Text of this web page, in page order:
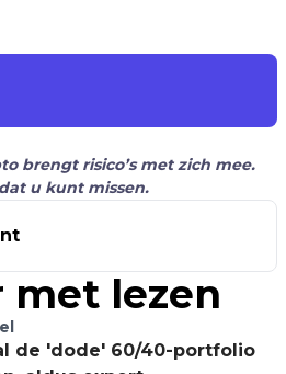
brengt risico’s met zich mee.
u kunt missen.
met lezen
de 'dode' 60/40-portfolio